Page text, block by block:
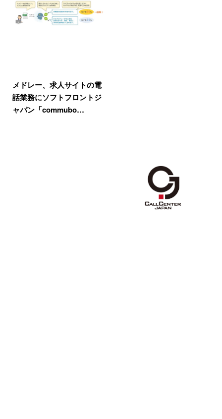
メドレー、求人サイトの電
話業務にソフトフロントジ
ャパン「commubo…